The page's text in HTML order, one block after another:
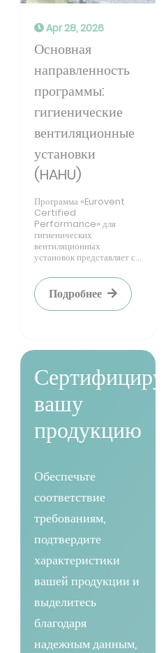
Apr 28, 2026
Основная
направленность
программы:
гигиенические
вентиляционные
установки
(HAHU)
Программа «Eurovent
Certified
Performance» для
гигиенических
вентиляционных
установок представляет с...
Подробнее
вашу
продукцию
Обеспечьте
соответствие
требованиям,
подтвердите
характеристики
вашей продукции и
выделитесь
благодаря
надежным данным,